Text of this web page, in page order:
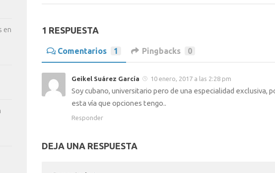
1 RESPUESTA
Comentarios 1 Pingbacks 0
Geikel Suárez García 10 enero, 2017 a las 2:28 pm
Soy cubano, universitario pero de una especialidad
esta vía que opciones tengo..
Responder
DEJA UNA RESPUESTA
en